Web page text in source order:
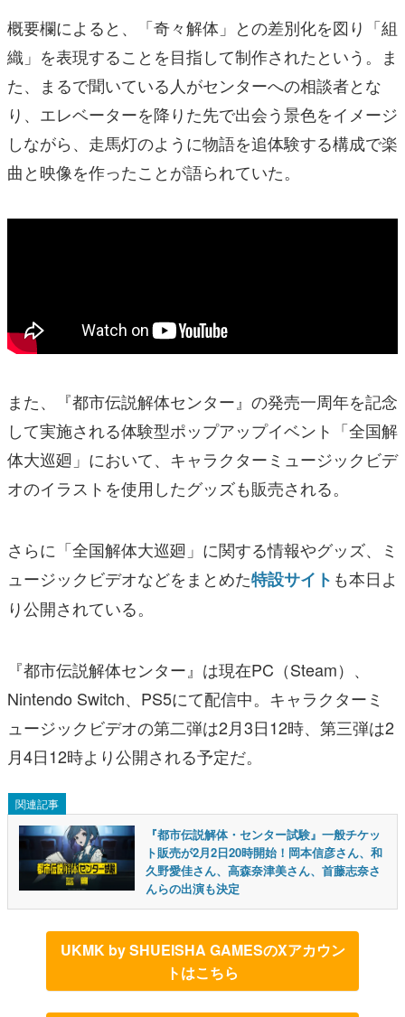
概要欄によると、「奇々解体」との差別化を図り「組
織」を表現することを目指して制作されたという。ま
た、まるで聞いている人がセンターへの相談者とな
り、エレベーターを降りた先で出会う景色をイメージ
しながら、走馬灯のように物語を追体験する構成で楽
曲と映像を作ったことが語られていた。
また、『都市伝説解体センター』の発売一周年を記念
して実施される体験型ポップアップイベント「全国解
体大巡廻」において、キャラクターミュージックビデ
オのイラストを使用したグッズも販売される。
さらに「全国解体大巡廻」に関する情報やグッズ、ミ
ュージックビデオなどをまとめた特設サイト も本日よ
り公開されている。
『都市伝説解体センター』は現在PC（Steam）、
Nintendo Switch、PS5にて配信中。キャラクターミ
ュージックビデオの第二弾は2月3日12時、第三弾は2
月4日12時より公開される予定だ。
関連記事
『都市伝説解体・センター試験』一般チケッ
ト販売が2月2日20時開始！岡本信彦さん、和
久野愛佳さん、高森奈津美さん、首藤志奈さ
んらの出演も決定
UKMK by SHUEISHA GAMESのXアカウン
トはこちら